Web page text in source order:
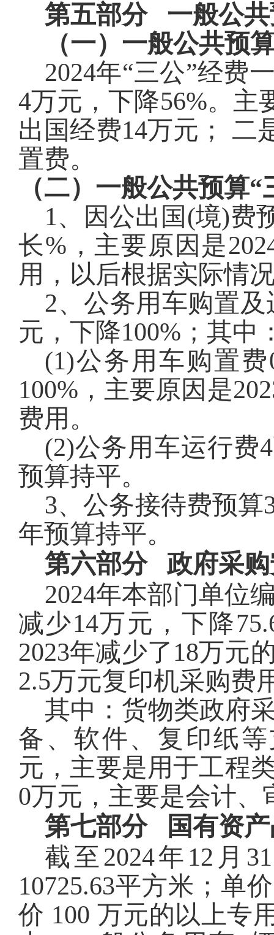
第五部分 一般公共
（一）一般公共预
2024年“三公”经费
4万元，下降56%。 主
出国经费14万元 ； 二
置费。
（二）一般公共预算
1、因公出国(境)费
长%，主要原因是
用，以后根据实际情
2、公务用车购置
元，下降100%；其中
(1)公务用车购置
100%，主要原因是
费用。
(2)公务用车运行费
预算持平。
3、公务接待费预
年预算持平。
第六部分政府采购
2024年本部门单位
减少14万元，下降
2023年减少了18万元
2.5万元复印机采购费
其中：货物类政府
备、软件、复印纸
元，主要是用于工程
0万元，主要是会计、
第七部分
国有资
截至2024年12月
10725.63平方米 ；单
价 100 万元的以上专